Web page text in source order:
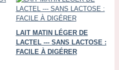
LAIT MATIN LÉGER DE
LACTEL --- SANS LACTOSE :
FACILE À DIGÉRER